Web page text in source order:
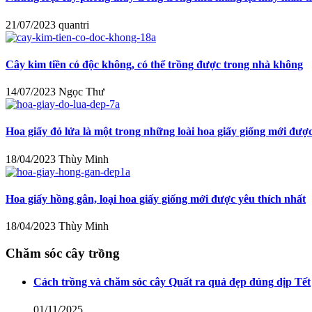
21/07/2023 quantri
Cây kim tiền có độc không, có thể trồng được trong nhà không
14/07/2023 Ngọc Thư
Hoa giấy đỏ lửa là một trong những loài hoa giấy giống mới
18/04/2023 Thùy Minh
Hoa giấy hồng gân, loại hoa giấy giống mới được yêu thích nhất
18/04/2023 Thùy Minh
Chăm sóc cây trồng
Cách trồng và chăm sóc cây Quất ra quả đẹp đúng dịp Tết
01/11/2025